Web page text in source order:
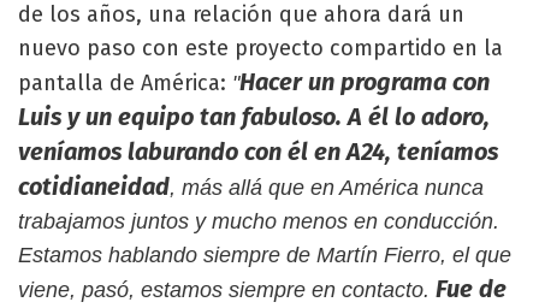
de los años, una relación que ahora dará un
nuevo paso con este proyecto compartido en la
pantalla de América: "Hacer un programa con
Luis y un equipo tan fabuloso. A él lo adoro,
veníamos laburando con él en A24, teníamos
cotidianeidad, más allá que en América nunca
trabajamos juntos y mucho menos en conducción.
Estamos hablando siempre de Martín Fierro, el que
viene, pasó, estamos siempre en contacto. Fue de